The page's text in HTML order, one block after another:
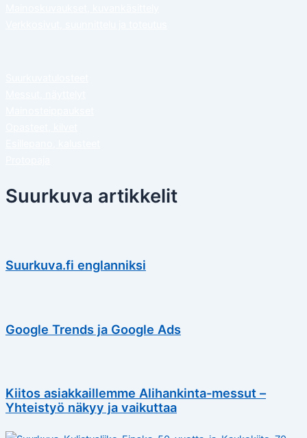
Suurkuva artikkelit
Suurkuva.fi englanniksi
Google Trends ja Google Ads
Kiitos asiakkaillemme Alihankinta-messut –
Yhteistyö näkyy ja vaikuttaa